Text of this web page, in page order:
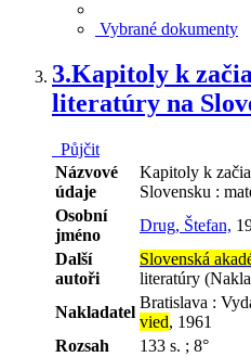
Vybrané dokumenty
3.Kapitoly k
literatúry na
Půjčit
Názvové
údaje
Kapitoly k
Slovensku :
Osobní
jméno
Drug, Štefan,
Další
autoři
Slovenská
literatúry
Nakladatel
Bratislava :
vied, 1961
Rozsah
133 s. ; 8°